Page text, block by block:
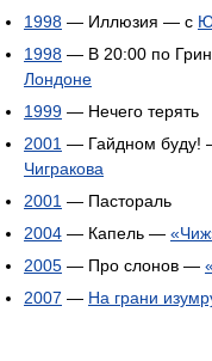
1998 — Иллюзия — с
1998 — В 20:00 по
Лондоне
1999 — Нечего терять
2001 — Гайдном буду!
Чигракова
2001 — Пастораль
2004 — Капель —
2005 — Про слонов —
2007 — На грани